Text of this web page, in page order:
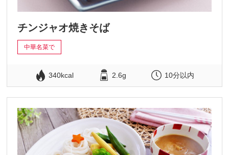
チンジャオ焼きそば
中華名菜で
340kcal 2.6g 10分以内